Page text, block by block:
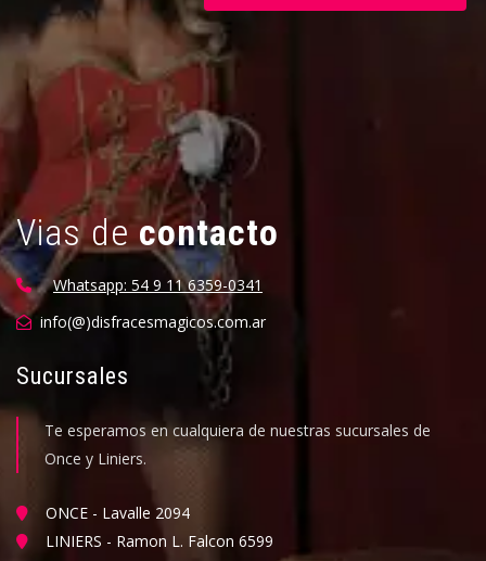
Vias decontacto
Whatsapp: 54 9 11 6359-0341
info(@)disfracesmagicos.com.ar
Sucursales
Te esperamos en cualquiera de nuestras sucursales de
Once y Liniers.
ONCE - Lavalle 2094
LINIERS - Ramon L. Falcon 6599